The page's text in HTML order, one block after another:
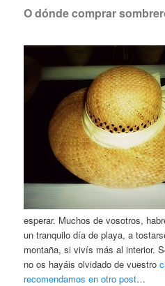
O dónde comprar
esperar. Muchos de vosotros,
un tranquilo día de playa, a
montaña, si vivís más al interior.
no os hayáis olvidado de vuestro
recomendamos en otro post…